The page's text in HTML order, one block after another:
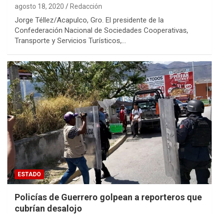
agosto 18, 2020 Redacción
Jorge Téllez/Acapulco, Gro. El presidente de la
Confederación Nacional de Sociedades Cooperativas,
Transporte y Servicios Turísticos,…
ESTADO
Policías de Guerrero golpean a reporteros que
cubrían desalojo